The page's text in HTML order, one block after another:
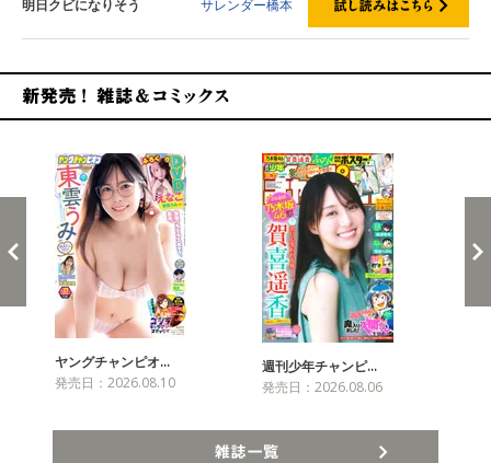
明日クビになりそう サレンダー橋本
ヤングチャンピオ…
発売日：2026.08.10
週刊少年チャンピ…
発売日：2026.08.06